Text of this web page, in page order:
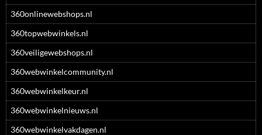
360onlinewebshops.nl
360topwebwinkels.nl
360veiligewebshops.nl
360webwinkelcommunity.nl
360webwinkelkeur.nl
360webwinkelnieuws.nl
360webwinkelvakdagen.nl